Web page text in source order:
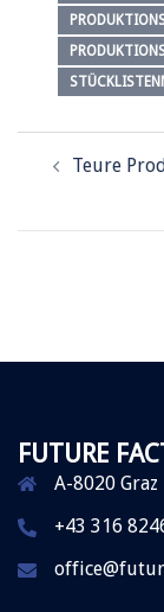
Teure
FUTURE
A-8020
+43 316